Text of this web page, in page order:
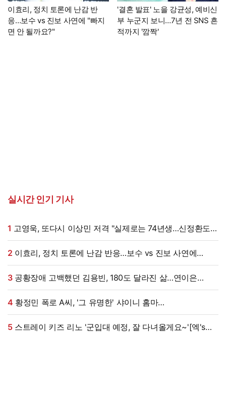
이효리, 정치 토론에 난감 반
응…보수 vs 진보 사연에 "빠지
면 안 될까요?"
'결혼 발표' 노을 강균성, 예비신
부 누군지 보니…7년 전 SNS 흔
적까지 '깜짝'
실시간 인기 기사
1
나중에 알고 욕해"
2
"빠지면 안 될까요?"
3공황장애 고백했던 김용빈, 180도 달라진 삶…연이은
겹경사
4
출신?…"고마워서 술 사려던 건데" 침묵 이유 있었나 [엑's
이슈]
5스트레이 키즈 리노 '군입대 예정, 잘 다녀올게요~'[엑's